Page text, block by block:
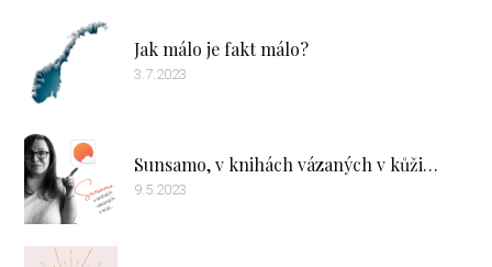
Jak málo je fakt málo?
3.7.2023
Sunsamo, v knihách vázaných v kůži…
9.5.2023